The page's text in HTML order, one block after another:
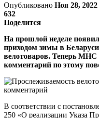
Опубликовано Ноя 28, 2022
632
Поделится
На прошлой неделе
приходом зимы в
велотоваров. Теперь
комментарий по этому
В соответствии с
250 «О реализации Указа